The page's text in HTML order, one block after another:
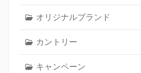
オリジナルブランド
カントリー
キャンペーン